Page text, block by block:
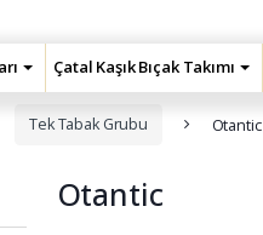
Çatal Kaşık Bıçak Takımı
Tek Tabak Grubu Otantic
Otantic